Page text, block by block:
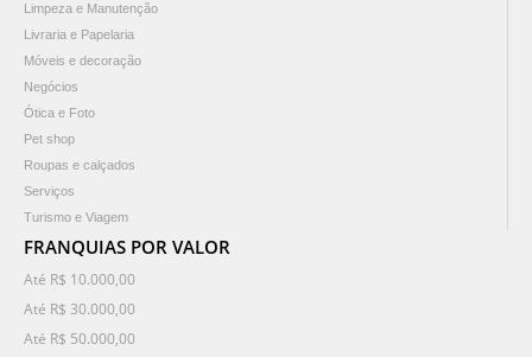
Limpeza e Manutenção
Livraria e Papelaria
Móveis e decoração
Negócios
Ótica e Foto
Pet shop
Roupas e calçados
Serviços
Turismo e Viagem
FRANQUIAS POR VALOR
Até R$ 10.000,00
Até R$ 30.000,00
Até R$ 50.000,00